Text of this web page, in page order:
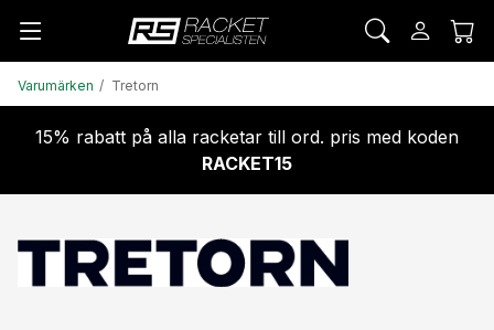
Varumärken Tretorn
15% rabatt på alla racketar till ord. pris med koden
RACKET15